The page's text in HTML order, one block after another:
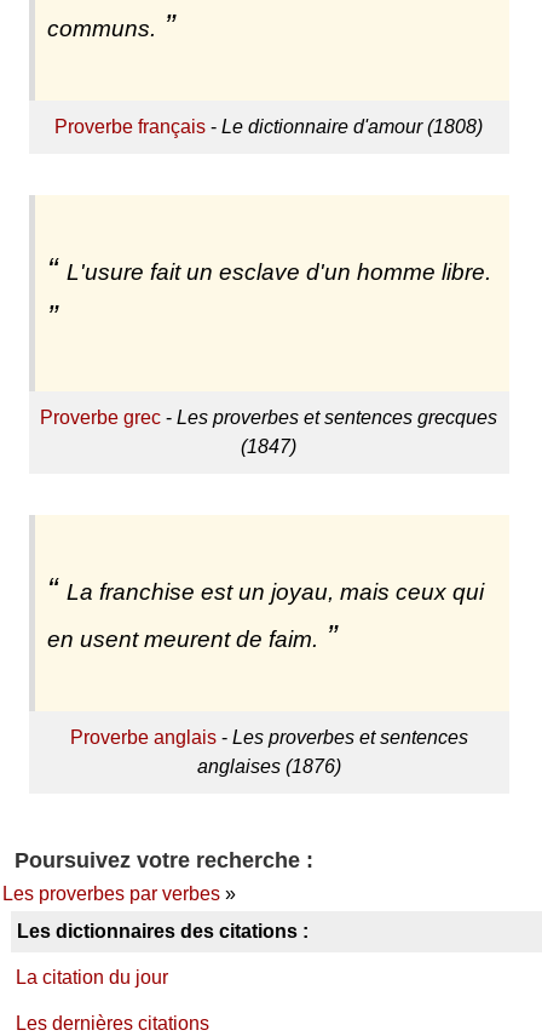
communs.
Proverbe français -Le dictionnaire d'amour (1808)
L'usure fait un esclave d'un homme libre.
Proverbe grec -Les proverbes et sentences grecques
(1847)
La franchise est un joyau, mais ceux qui
en usent meurent de faim.
Proverbe anglais- Les proverbes et sentences
anglaises (1876)
Poursuivez votre recherche :
Les proverbes par verbes»
Les dictionnaires des citations :
La citation du jour
Les dernières citations